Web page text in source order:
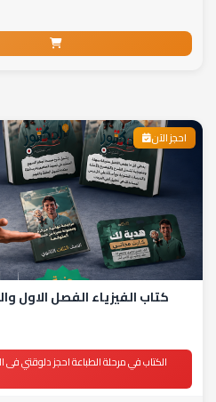
احجز الآن
كتاب الفيزياء الفصل الاول
الكتاب في مرحلة الطباعة احجز دلوقتي فى